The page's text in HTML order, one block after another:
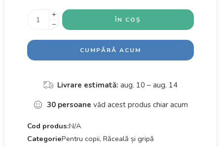
+
−
ÎN COȘ
CUMPĂRĂ ACUM
Livrare estimată: aug. 10 – aug. 14
30 persoane văd acest produs chiar acum
Cod produs:N/A
CategoriePentru copii, Răceală și gripă